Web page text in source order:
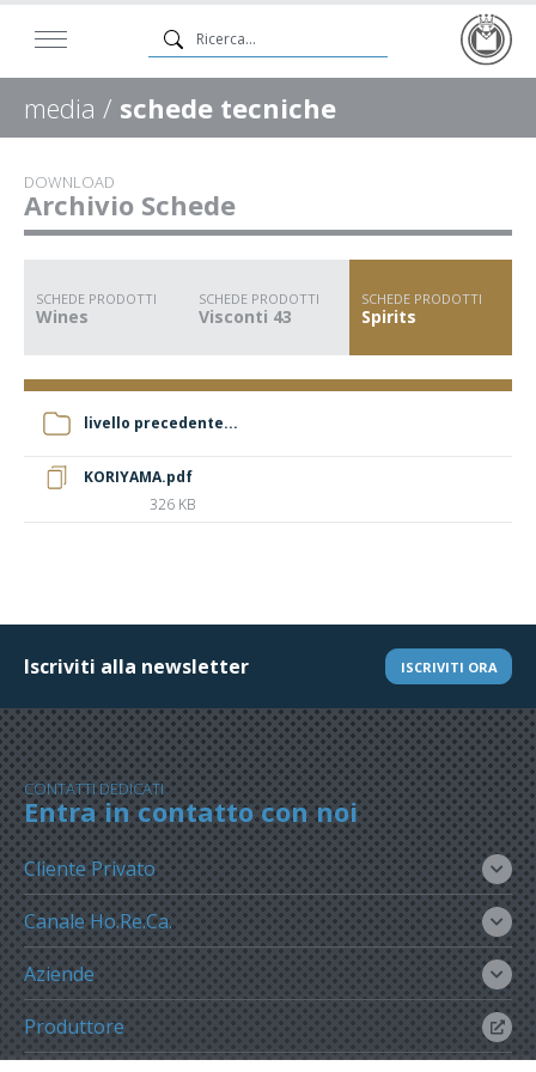
media / schede tecniche
DOWNLOAD
Archivio Schede
SCHEDE PRODOTTI
Wines
SCHEDE PRODOTTI
Visconti 43
SCHEDE PRODOTTI
Spirits
livello precedente...
KORIYAMA.pdf
326 KB
Iscriviti alla newsletter ISCRIVITI ORA
CONTATTI DEDICATI
Entra in contatto con noi
Cliente Privato
Canale Ho.Re.Ca.
Aziende
Produttore